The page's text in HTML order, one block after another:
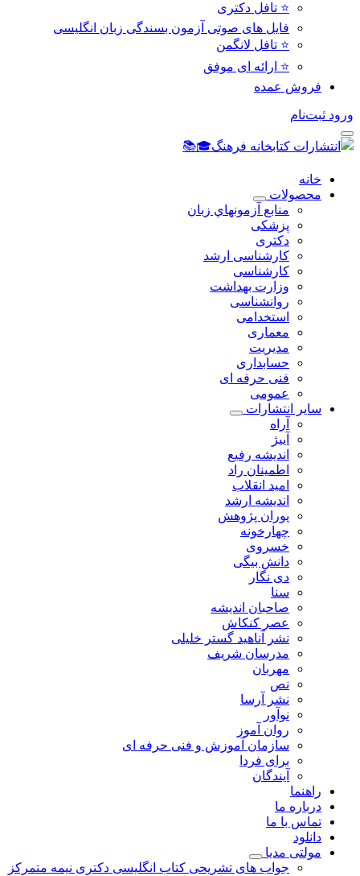
⭐ تافل دكتری
فایل های صوتی آزمون بسندگی زبان انگلیسی
⭐ تافل لانگمن
⭐ ارائه ای موفق
فروش عمده
ورود ثبت‌نام
خانه
محصولات
منابع آزمونهاي زبان
پزشکی
دکتری
کارشناسی ارشد
کارشناسی
وزارت بهداشت
روانشناسی
استخدامی
معماری
مدیریت
حسابداری
فنی حرفه ای
عمومی
سایر انتشارات
آراه
آییژ
اندیشه رفیع
اطمینان راد
امید انقلاب
اندیشه ارشد
پوران پژوهش
چهارخونه
خسروی
دانش بیگی
دی نگار
سنا
صاحبان اندیشه
عصر کنکاش
نشر آناهید گستر خلیلی
مدرسان شریف
مهربان
نص
نشر آرسا
نوآور
روان آموز
سازمان آموزش و فنی حرفه ای
برای فردا
آیندگان
راهنما
درباره ما
تماس با ما
دانلود
مولتی مدیا
جواب های تشریحی کتاب انگلیسی دکتری نیمه متمرکز